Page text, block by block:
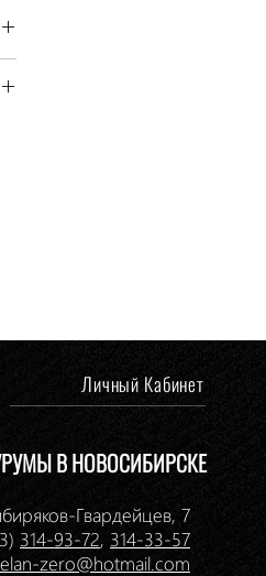
Личный Кабинет
В НОВОСИБИРСКЕ
Гвардейцев, 7
314-93-72, 314-33-57
zero@hotmail.com